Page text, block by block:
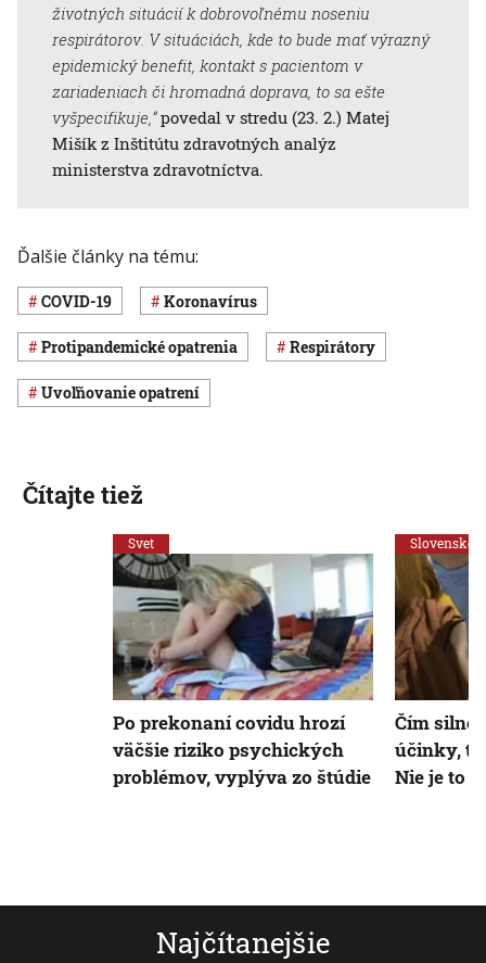
životných situácií k dobrovoľnému noseniu
respirátorov. V situáciách, kde to bude mať výrazný
epidemický benefit, kontakt s pacientom v
zariadeniach či hromadná doprava, to sa ešte
vyšpecifikuje,“povedal v stredu (23. 2.) Matej
Mišík z Inštitútu zdravotných analýz
ministerstva zdravotníctva.
Ďalšie články na tému:
COVID-19 koronavírus
protipandemické opatrenia respirátory
uvoľňovanie opatrení
Najčítanejšie
Čítajte tiež
Svet
Po prekonaní covidu hrozí
väčšie riziko psychických
problémov, vyplýva zo štúdie
Slovensko
Čím
účinky,
Nie je to